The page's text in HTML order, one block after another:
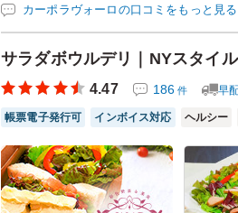
した。また機会があればぜひ注文し
ご利用シーン：会議・セミナー›会議
参加者の年齢： 40代～50代 男女比： 男
カーポラヴォーロの口コミをもっと見る
サラダボウルデリ｜NYスタイ
4.47 186 件 早
帳票電子発行可 インボイス対応 ヘルシー